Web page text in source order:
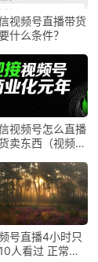
视频号直播带货
什么条件？
视频号怎么直播
卖东西（视频号
号直播4小时只
人看过 正常